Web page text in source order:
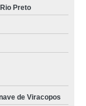
Preto
de Viracopos